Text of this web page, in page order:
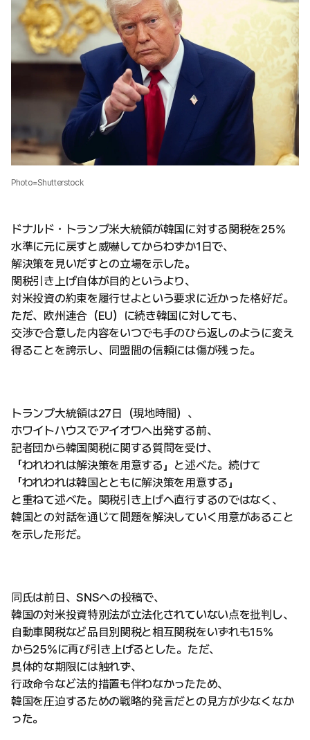
Photo=Shutterstock
ドナルド・トランプ米大統領が韓国に対する関税を25%
水準に元に戻すと威嚇してからわずか1日で、
解決策を見いだすとの立場を示した。
関税引き上げ自体が目的というより、
対米投資の約束を履行せよという要求に近かった格好だ。
ただ、欧州連合（EU）に続き韓国に対しても、
交渉で合意した内容をいつでも手のひら返しのように変え
得ることを誇示し、同盟間の信頼には傷が残った。
トランプ大統領は27日（現地時間）、
ホワイトハウスでアイオワへ出発する前、
記者団から韓国関税に関する質問を受け、
「われわれは解決策を用意する」と述べた。続けて
「われわれは韓国とともに解決策を用意する」
と重ねて述べた。関税引き上げへ直行するのではなく、
韓国との対話を通じて問題を解決していく用意があること
を示した形だ。
同氏は前日、SNSへの投稿で、
韓国の対米投資特別法が立法化されていない点を批判し、
自動車関税など品目別関税と相互関税をいずれも15%
から25%に再び引き上げるとした。ただ、
具体的な期限には触れず、
行政命令など法的措置も伴わなかったため、
韓国を圧迫するための戦略的発言だとの見方が少なくなか
った。